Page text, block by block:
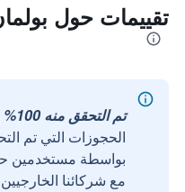
تقييمات حول
تم التحقق منه 100%
الحجوزات التي تم
مع شركائنا